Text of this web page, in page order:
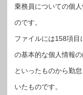
乗務員についての個
のです。
ファイルには158項目
の基本的な個人情報
といったものから勤
いたものです。